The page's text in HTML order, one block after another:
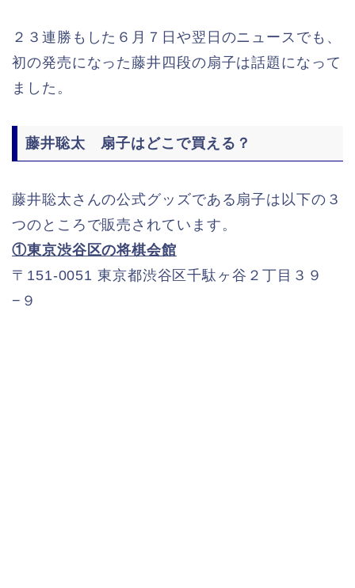
２３連勝もした６月７日や翌日のニュースでも、
初の発売になった藤井四段の扇子は話題になって
ました。
藤井聡太 扇子はどこで買える？
藤井聡太さんの公式グッズである扇子は以下の３
つのところで販売されています。
①東京渋谷区の将棋会館
〒151-0051 東京都渋谷区千駄ヶ谷２丁目３９
−９